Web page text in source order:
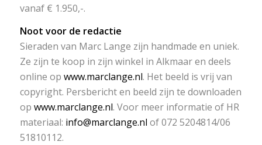
vanaf € 1.950,-.
Noot voor de redactie
Sieraden van Marc Lange zijn handmade en uniek.
Ze zijn te koop in zijn winkel in Alkmaar en deels
online op www.marclange.nl. Het beeld is vrij van
copyright. Persbericht en beeld zijn te downloaden
op www.marclange.nl. Voor meer informatie of HR
materiaal: info@marclange.nl of 072 5204814/06
51810112.